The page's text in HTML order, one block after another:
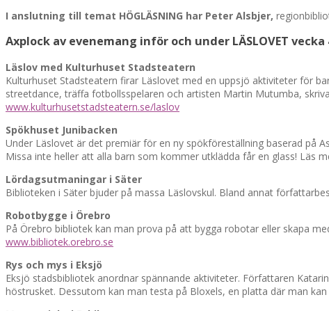
I anslutning till temat HÖGLÄSNING har Peter Alsbjer,
Axplock av evenemang inför och under LÄSLOVET vecka
Läslov med Kulturhuset Stadsteatern
Kulturhuset Stadsteatern firar Läslovet med en uppsjö aktiviteter för
streetdance, träffa fotbollsspelaren och artisten Martin Mutumba,
www.kulturhusetstadsteatern.se/laslov
Spökhuset Junibacken
Under Läslovet är det premiär för en ny spökföreställning baserad på
Missa inte heller att alla barn som kommer utklädda får en glass! Läs
Lördagsutmaningar i Säter
Biblioteken i Säter bjuder på massa Läslovskul. Bland annat
Robotbygge i Örebro
På Örebro bibliotek kan man prova på att bygga robotar eller skapa
www.bibliotek.orebro.se
Rys och mys i Eksjö
Eksjö stadsbibliotek anordnar spännande aktiviteter. Författaren
höstrusket. Dessutom kan man testa på Bloxels, en platta där man